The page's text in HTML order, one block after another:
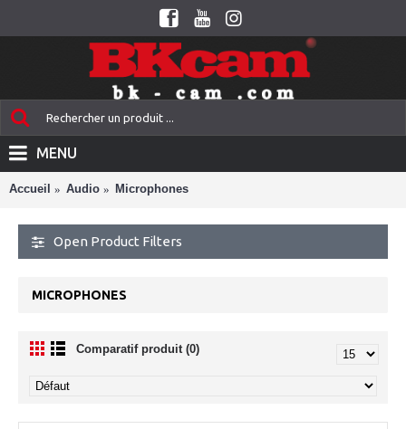
MENU
Accueil Audio Microphones
Open Product Filters
MICROPHONES
Comparatif produit (0)